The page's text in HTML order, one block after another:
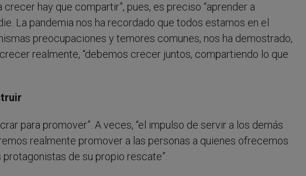
hay que compartir”, pues, es preciso “aprender a
La pandemia nos ha recordado que todos estamos en el
preocupaciones y temores comunes, nos ha demostrado,
realmente, “debemos crecer juntos, compartiendo lo que
para promover”. A veces, “el impulso de servir a los demás
realmente promover a las personas a quienes ofrecemos
de su propio rescate”.